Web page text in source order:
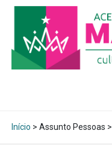
Início > Assunto Pessoas >